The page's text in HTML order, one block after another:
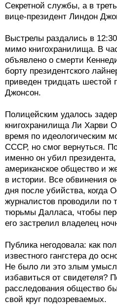
Секретной службы, а в
вице-президент Линдон
Выстрелы раздались в
мимо книгохранилища. В
объявлено о смерти
борту президентского
приведен тридцать
Джонсон.
Полицейским удалось
книгохранилища Ли Харви
время по идеологическим
СССР, но смог вернуться.
именно он убил
американское общество и
в истории. Все обвинения
дня после убийства, когда
журналистов проводили по
тюрьмы Далласа, чтобы
его застрелил владелец
Публика негодовала: как
известного гангстера до
Не было ли это злым
избавиться от свидетеля?
расследования общество
свой круг подозреваемых.